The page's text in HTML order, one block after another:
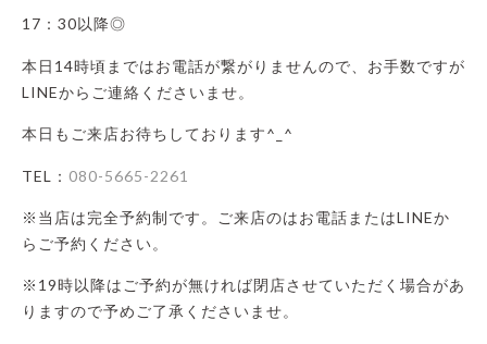
17：30以降◎
本日14時頃まではお電話が繋がりませんので、お手数ですが
LINEからご連絡くださいませ。
本日もご来店お待ちしております^_^
TEL： 080-5665-2261
※当店は完全予約制です。ご来店のはお電話またはLINEか
らご予約ください。
※19時以降はご予約が無ければ閉店させていただく場合があ
りますので予めご了承くださいませ。